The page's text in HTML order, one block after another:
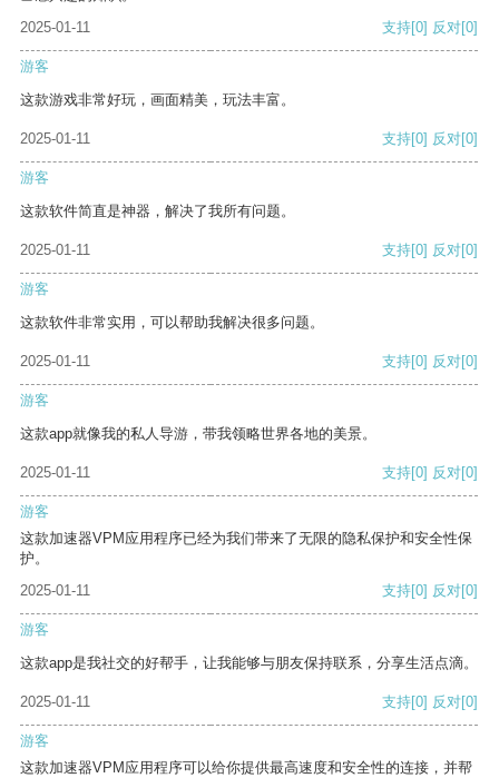
2025-01-11
支持[0] 反对[0]
游客
这款游戏非常好玩，画面精美，玩法丰富。
2025-01-11 支持[0] 反对[0]
游客
这款软件简直是神器，解决了我所有问题。
2025-01-11 支持[0] 反对[0]
游客
这款软件非常实用，可以帮助我解决很多问题。
2025-01-11 支持[0] 反对[0]
游客
这款app就像我的私人导游，带我领略世界各地的美景。
2025-01-11 支持[0] 反对[0]
游客
这款加速器VPM应用程序已经为我们带来了无限的隐私保护和安全性保
护。
2025-01-11
支持[0] 反对[0]
游客
这款app是我社交的好帮手，让我能够与朋友保持联系，分享生活点滴。
2025-01-11 支持[0] 反对[0]
游客
这款加速器VPM应用程序可以给你提供最高速度和安全性的连接，并帮